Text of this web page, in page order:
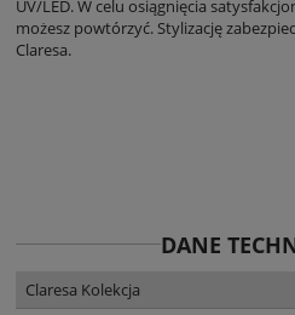
UV/LED. W celu osiągnięcia
możesz powtórzyć. Stylizację
Claresa.
DANE
Claresa Kolekcja